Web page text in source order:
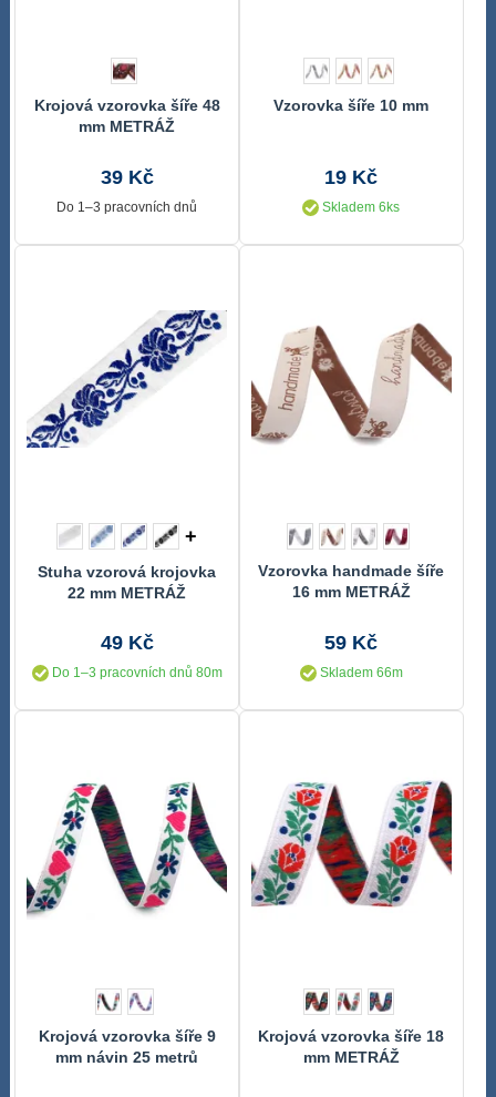
Krojová vzorovka šíře 48
mm METRÁŽ
39 Kč
Do 1–3 pracovních dnů
Vzorovka šíře 10 mm
19 Kč
Skladem 6ks
+
Stuha vzorová krojovka
22 mm METRÁŽ
49 Kč
Do 1–3 pracovních dnů 80m
Vzorovka handmade šíře
16 mm METRÁŽ
59 Kč
Skladem 66m
Krojová vzorovka šíře 9
mm návin 25 metrů
Krojová vzorovka šíře 18
mm METRÁŽ